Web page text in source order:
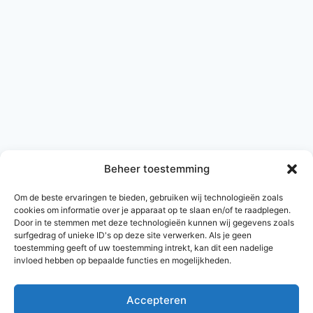
Beheer toestemming
Om de beste ervaringen te bieden, gebruiken wij technologieën zoals
cookies om informatie over je apparaat op te slaan en/of te raadplegen.
Door in te stemmen met deze technologieën kunnen wij gegevens zoals
surfgedrag of unieke ID's op deze site verwerken. Als je geen
toestemming geeft of uw toestemming intrekt, kan dit een nadelige
invloed hebben op bepaalde functies en mogelijkheden.
Accepteren
Bekijk alle kattennamen met de letter S
Terug naar alle kattennamen